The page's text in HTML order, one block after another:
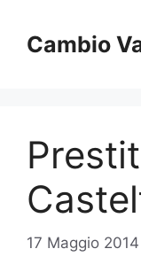
contenuto
Cambio
17 Maggio 2014